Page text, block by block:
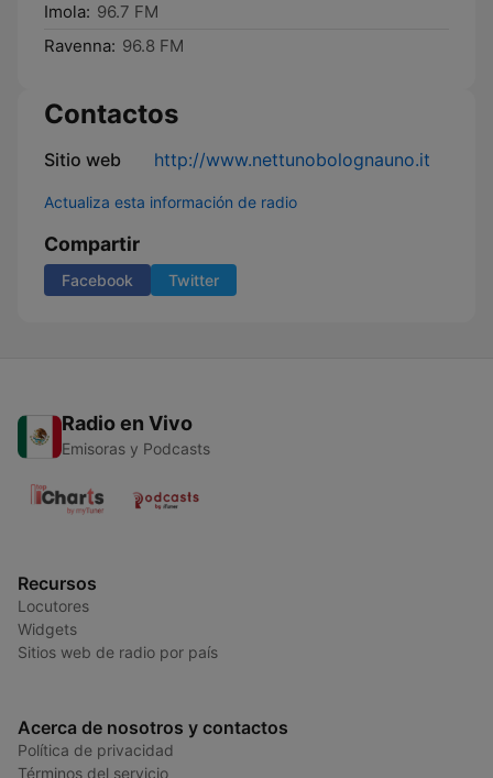
Imola: 96.7 FM
Ravenna: 96.8 FM
Contactos
Sitio web http://www.nettunobolognauno.it
Actualiza esta información de radio
Compartir
Facebook Twitter
Radio en Vivo
Emisoras y Podcasts
Recursos
Locutores
Widgets
Sitios web de radio por país
Acerca de nosotros y contactos
Política de privacidad
Términos del servicio